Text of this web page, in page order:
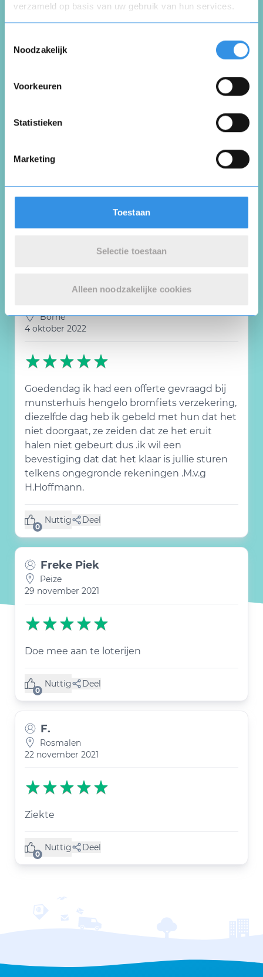
verzameld op basis van uw gebruik van hun services.
Noodzakelijk
Voorkeuren
Statistieken
Marketing
Toestaan
Selectie toestaan
Alleen noodzakelijke cookies
Siska Donkervoort
Autoverzekering gehad, nooit geen
Deel
Borne
4 oktober 2022
Goedendag ik had een offerte gevraagd bij
munsterhuis hengelo bromfiets verzekering,
diezelfde dag heb ik gebeld met hun dat het
niet doorgaat, ze zeiden dat ze het eruit
halen niet gebeurt dus .ik wil een
bevestiging dat dat het klaar is jullie sturen
telkens ongegronde rekeningen .M.v.g
H.Hoffmann.
0
Nuttig
(0 like) Deel
Freke Piek
Peize
29 november 2021
Doe mee aan te loterijen
0
Nuttig
(0 like) Deel
F.
Rosmalen
22 november 2021
Ziekte
0
Nuttig
(0 like) Deel